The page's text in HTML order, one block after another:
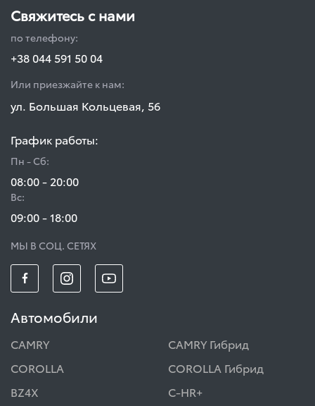
Свяжитесь с нами
по телефону:
+38 044 591 50 04
Или приезжайте к нам:
ул. Большая Кольцевая, 56
График работы:
Пн - Сб:
08:00 - 20:00
Вс:
09:00 - 18:00
МЫ В СОЦ. СЕТЯХ
Автомобили
CAMRY
CAMRY Гибрид
COROLLA
COROLLA Гибрид
BZ4X
C-HR+